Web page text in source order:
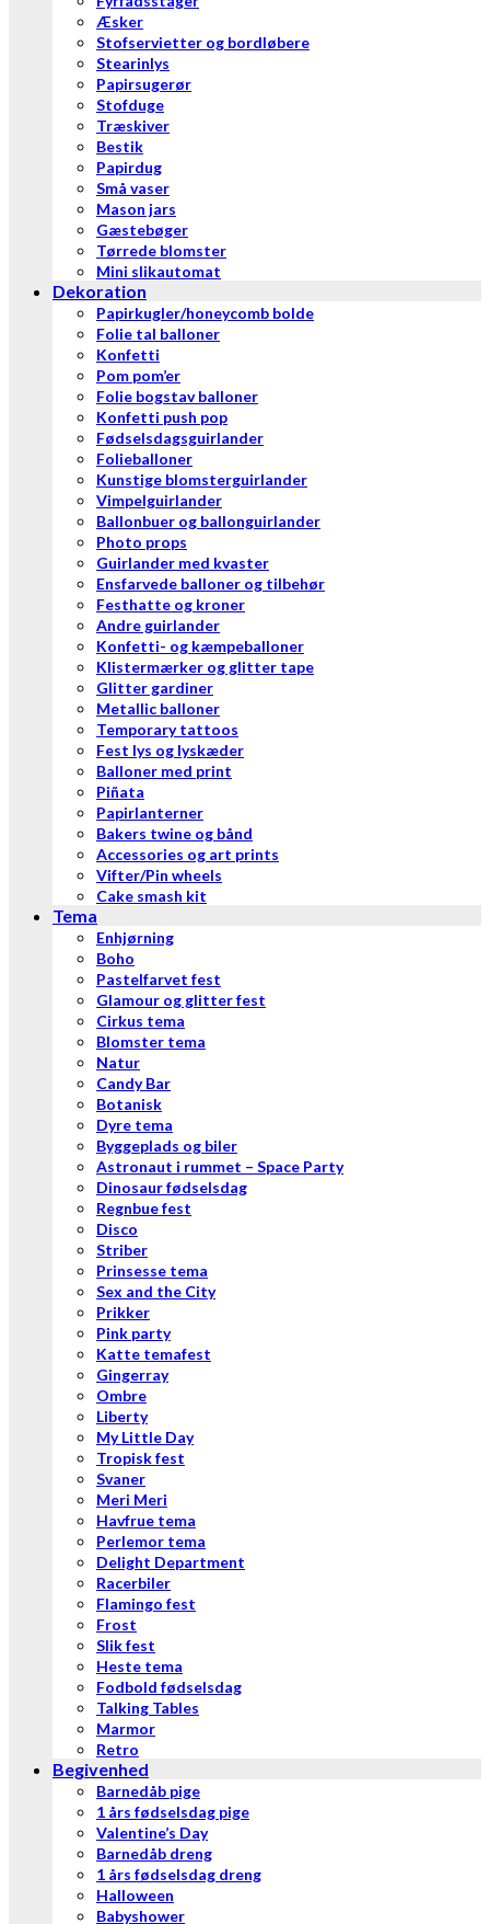
Æsker
Stofservietter og bordløbere
Stearinlys
Papirsugerør
Stofduge
Træskiver
Bestik
Papirdug
Små vaser
Mason jars
Gæstebøger
Tørrede blomster
Mini slikautomat
Dekoration
Papirkugler/honeycomb bolde
Folie tal balloner
Konfetti
Pom pom’er
Folie bogstav balloner
Konfetti push pop
Fødselsdagsguirlander
Folieballoner
Kunstige blomsterguirlander
Vimpelguirlander
Ballonbuer og ballonguirlander
Photo props
Guirlander med kvaster
Ensfarvede balloner og tilbehør
Festhatte og kroner
Andre guirlander
Konfetti- og kæmpeballoner
Klistermærker og glitter tape
Glitter gardiner
Metallic balloner
Temporary tattoos
Fest lys og lyskæder
Balloner med print
Piñata
Papirlanterner
Bakers twine og bånd
Accessories og art prints
Vifter/Pin wheels
Cake smash kit
Tema
Enhjørning
Boho
Pastelfarvet fest
Glamour og glitter fest
Cirkus tema
Blomster tema
Natur
Candy Bar
Botanisk
Dyre tema
Byggeplads og biler
Astronaut i rummet – Space Party
Dinosaur fødselsdag
Regnbue fest
Disco
Striber
Prinsesse tema
Sex and the City
Prikker
Pink party
Katte temafest
Gingerray
Ombre
Liberty
My Little Day
Tropisk fest
Svaner
Meri Meri
Havfrue tema
Perlemor tema
Delight Department
Racerbiler
Flamingo fest
Frost
Slik fest
Heste tema
Fodbold fødselsdag
Talking Tables
Marmor
Retro
Begivenhed
Barnedåb pige
1 års fødselsdag pige
Valentine’s Day
Barnedåb dreng
1 års fødselsdag dreng
Halloween
Babyshower